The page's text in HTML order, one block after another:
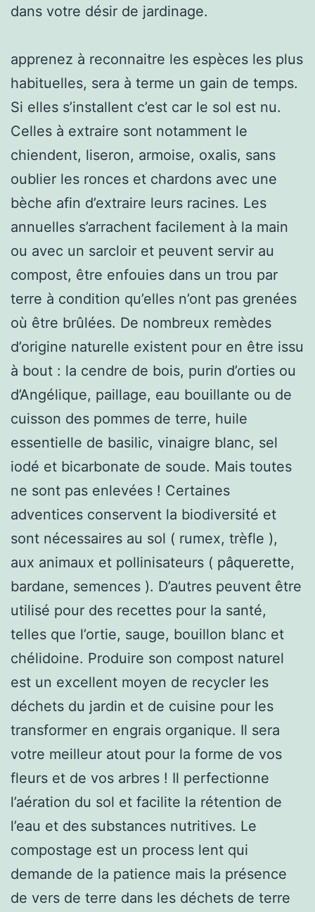
dans votre désir de jardinage.
apprenez à reconnaitre les espèces les plus
habituelles, sera à terme un gain de temps.
Si elles s’installent c’est car le sol est nu.
Celles à extraire sont notamment le
chiendent, liseron, armoise, oxalis, sans
oublier les ronces et chardons avec une
bèche afin d’extraire leurs racines. Les
annuelles s’arrachent facilement à la main
ou avec un sarcloir et peuvent servir au
compost, être enfouies dans un trou par
terre à condition qu’elles n’ont pas grenées
où être brûlées. De nombreux remèdes
d’origine naturelle existent pour en être issu
à bout : la cendre de bois, purin d’orties ou
d’Angélique, paillage, eau bouillante ou de
cuisson des pommes de terre, huile
essentielle de basilic, vinaigre blanc, sel
iodé et bicarbonate de soude. Mais toutes
ne sont pas enlevées ! Certaines
adventices conservent la biodiversité et
sont nécessaires au sol ( rumex, trèfle ),
aux animaux et pollinisateurs ( pâquerette,
bardane, semences ). D’autres peuvent être
utilisé pour des recettes pour la santé,
telles que l’ortie, sauge, bouillon blanc et
chélidoine. Produire son compost naturel
est un excellent moyen de recycler les
déchets du jardin et de cuisine pour les
transformer en engrais organique. Il sera
votre meilleur atout pour la forme de vos
fleurs et de vos arbres ! Il perfectionne
l’aération du sol et facilite la rétention de
l’eau et des substances nutritives. Le
compostage est un process lent qui
demande de la patience mais la présence
de vers de terre dans les déchets de terre